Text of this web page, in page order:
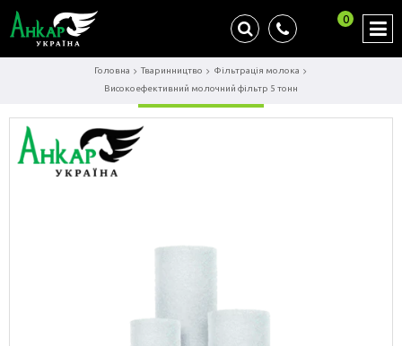
0
Головна Тваринництво
Фільтрація молока
Високоефективний молочний фільтр 5 тонн